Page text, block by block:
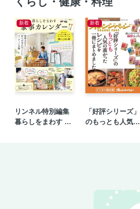
新着
リンネル特別編集
暮らしをまわす 家
新着
「好評シリーズ」
のもっとも人気の